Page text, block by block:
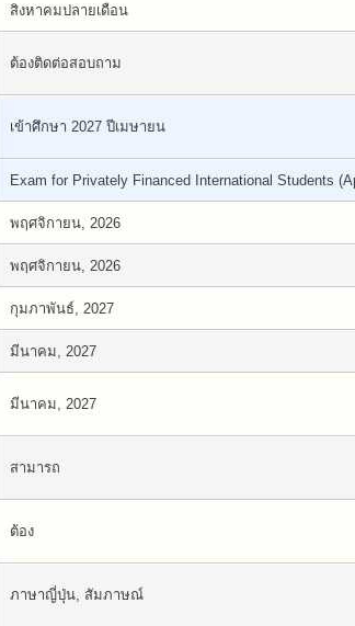
สิงหาคมปลายเดือน
ต้องติดต่อสอบถาม
เข้าศึกษา 2027 ปีเมษายน
Exam for Privately Financed International Students
พฤศจิกายน, 2026
พฤศจิกายน, 2026
กุมภาพันธ์, 2027
มีนาคม, 2027
มีนาคม, 2027
สามารถ
ต้อง
ภาษาญี่ปุ่น, สัมภาษณ์